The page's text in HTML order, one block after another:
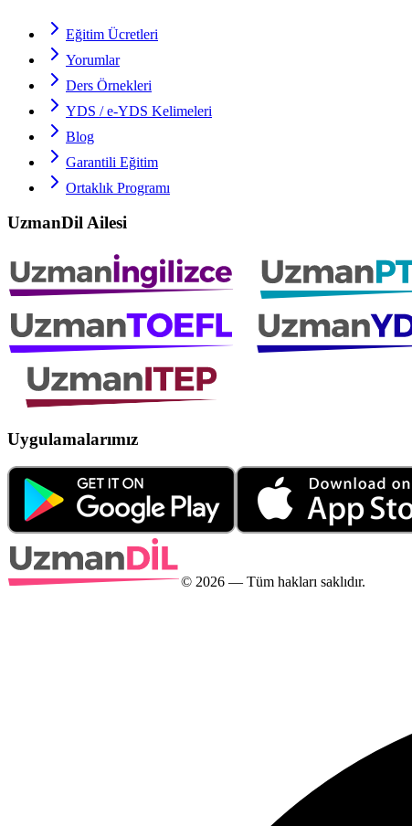
Eğitim Ücretleri
Yorumlar
Ders Örnekleri
YDS / e-YDS Kelimeleri
Blog
Garantili Eğitim
Ortaklık Programı
UzmanDil Ailesi
Uygulamalarımız
© 2026 — Tüm hakları saklıdır.